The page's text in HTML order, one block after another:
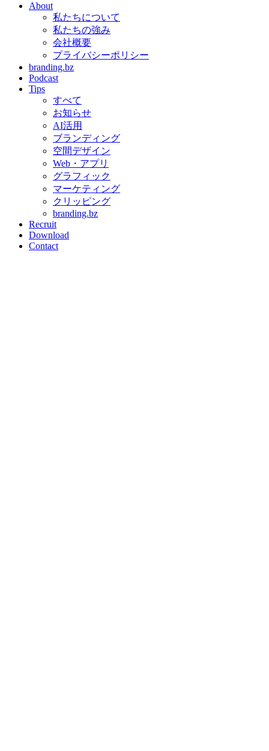
About
私たちについて
私たちの強み
会社概要
プライバシーポリシー
branding.bz
Podcast
Tips
すべて
お知らせ
AI活用
ブランディング
空間デザイン
Web・アプリ
グラフィック
マーケティング
クリッピング
branding.bz
Recruit
Download
Contact